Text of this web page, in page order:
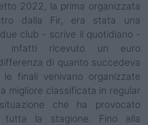
2022, la prima organizzata
dalla Fir, era stata una
club - scrive il quotidiano -
infatti ricevuto un euro
di quanto succedeva
le finali venivano organizzate
migliore classificata in regular
che ha provocato
tutta la stagione. Fino alla